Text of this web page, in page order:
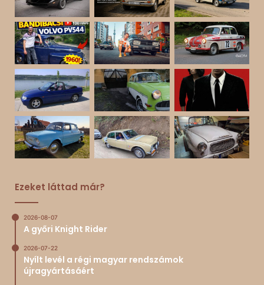
Ezeket láttad már?
2026-08-07
A győri Knight Rider
2026-07-22
Nyílt levél a régi magyar rendszámok
újragyártásáért